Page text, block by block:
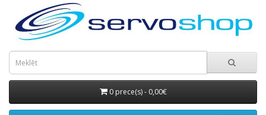
0 prece(s) - 0,00€